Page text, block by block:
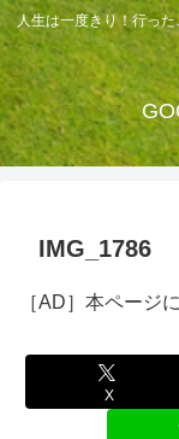
人生は一度きり！行っ
IMG_1786
［AD］本ページ
X